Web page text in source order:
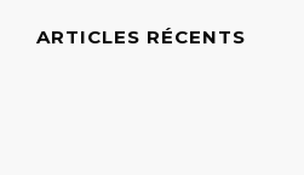
ARTICLES RÉCENTS